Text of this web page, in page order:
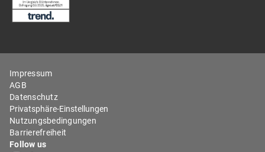
Impressum
AGB
Datenschutz
Privatsphäre-Einstellungen
Nutzungsbedingungen
Barrierefreiheit
Follow us